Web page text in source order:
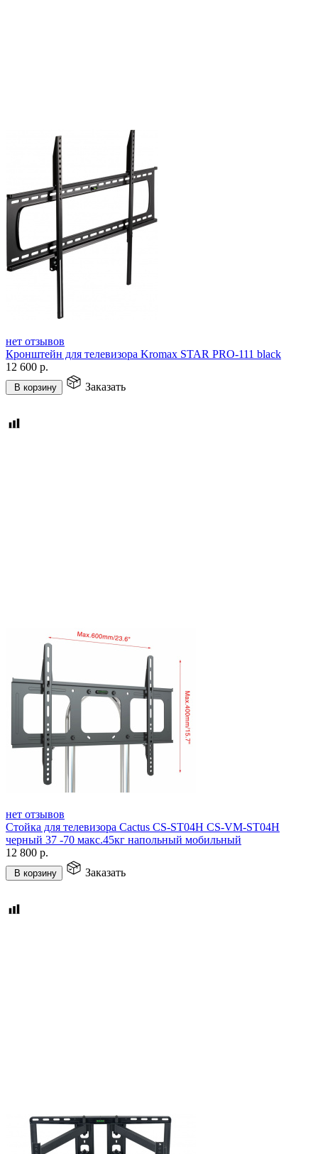
нет отзывов
Кронштейн для телевизора Kromax STAR PRO-111 black
12 600 р.
В корзину Заказать
нет отзывов
Стойка для телевизора Cactus CS-ST04H CS-VM-ST04H
черный 37 -70 макс.45кг напольный мобильный
12 800 р.
В корзину Заказать